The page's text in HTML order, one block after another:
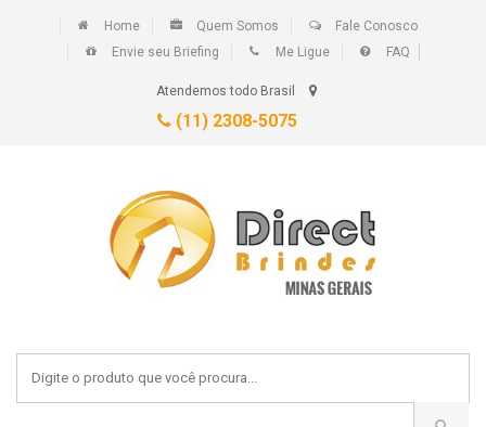
Home Quem Somos
Fale Conosco
Envie seu Briefing
Me Ligue FAQ
Atendemos todo Brasil
(11) 2308-5075